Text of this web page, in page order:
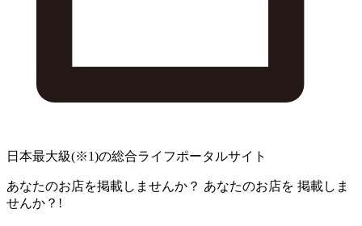
日本最大級(※1)の総合ライフポータルサイト
あなたのお店を掲載しませんか？ あなたのお店を 掲載しま
せんか？!